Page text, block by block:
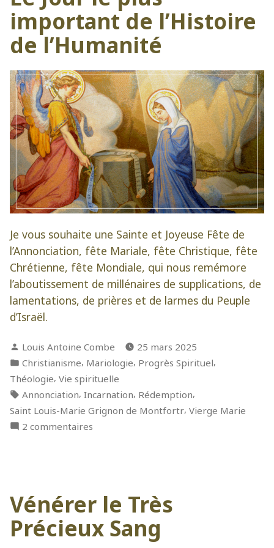
de
Marie
important de l’Histoire
de l’Humanité
Je vous souhaite une Sainte et Joyeuse Fête de
l’Annonciation, fête Mariale, fête Christique, fête
Chrétienne, fête Mondiale, qui nous remémore
l’aboutissement de millénaires de supplications, de
lamentations, de prières et de larmes du Peuple
d’Israël.
Publié
par
Louis Antoine Combe
25 mars 2025
Publié
dans
Christianisme, Mariologie, Progrès Spirituel,
Théologie, Vie spirituelle
Étiquettes :
Annonciation, Incarnation, Rédemption,
Saint Louis-Marie Grignon de Montfortr, Vierge Marie
2 commentaires
important
l’Histoire
Vénérer le Très
Précieux Sang